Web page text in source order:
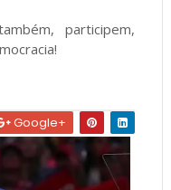
participem,
Google+